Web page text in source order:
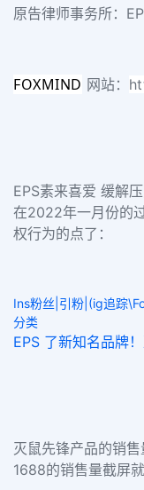
原告律师事务所：
FOXMIND 网站：
EPS素来喜爱 缓解
在2022年一月份的
权行为的点了：
Ins粉丝|引粉|(ig追踪
分类
EPS 了新知名品牌
灭鼠先锋产品的销
1688的销售量截屏就